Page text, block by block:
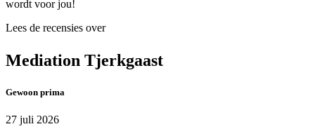
wordt voor jou!
Lees de recensies over
Mediation Tjerkgaast
Gewoon prima
27 juli 2026